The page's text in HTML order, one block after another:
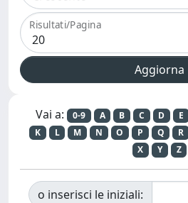
Risultati/Pagina
Vai a: 0-9 A B C D E
K
L M N O P Q R
X
Y Z
o inserisci le iniziali: